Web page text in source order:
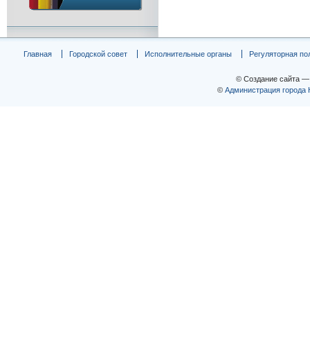
Главная Городской совет Исполнительные органы Регуляторная
© Создание сайта
© Администрация города